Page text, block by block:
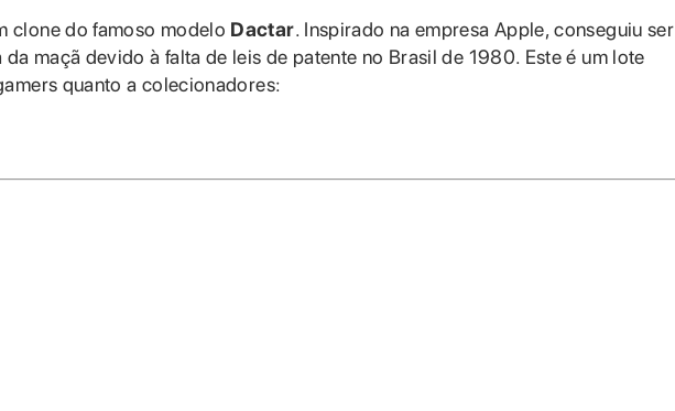
clone do famoso modelo Dactar. Inspirado na empresa Apple, conseguiu ser
maçã devido à falta de leis de patente no Brasil de 1980. Este é um lote
quanto a colecionadores: